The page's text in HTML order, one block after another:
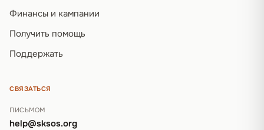
Финансы и кампании
Получить помощь
Поддержать
СВЯЗАТЬСЯ
ПИСЬМОМ
help@sksos.org